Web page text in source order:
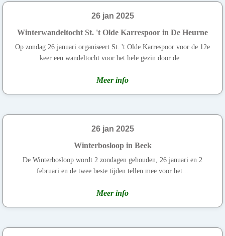
26 jan 2025
Winterwandeltocht St. 't Olde Karrespoor in De Heurne
Op zondag 26 januari organiseert St. 't Olde Karrespoor voor de 12e
keer een wandeltocht voor het hele gezin door de...
Meer info
26 jan 2025
Winterbosloop in Beek
De Winterbosloop wordt 2 zondagen gehouden, 26 januari en 2
februari en de twee beste tijden tellen mee voor het...
Meer info